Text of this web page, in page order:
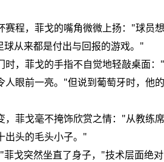
程，菲戈的嘴角微微上扬："球员
从来都是付出与回报的游戏。"
，菲戈的手指不自觉地轻敲桌面：
人眼前一亮。"但说到葡萄牙时，他
菲戈毫不掩饰欣赏之情："从教练
出头的毛头小子。"
突然坐直了身子，"技术层面绝